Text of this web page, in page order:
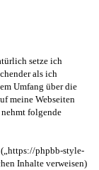
setze ich
als ich
Umfang über die
meine Webseiten
folgende
phpbb-style-
Inhalte verweisen)